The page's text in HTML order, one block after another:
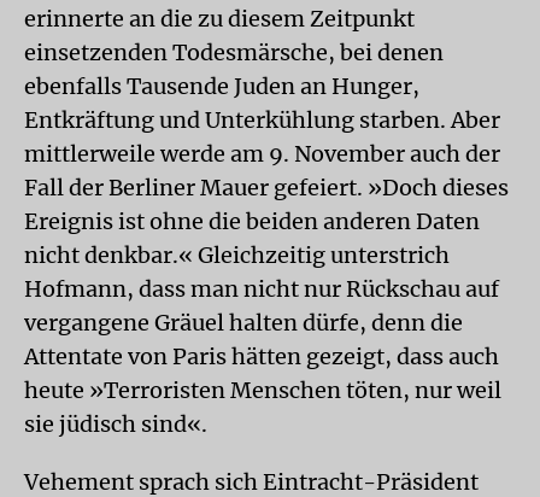
erinnerte an die zu diesem Zeitpunkt
einsetzenden Todesmärsche, bei denen
ebenfalls Tausende Juden an Hunger,
Entkräftung und Unterkühlung starben. Aber
mittlerweile werde am 9. November auch der
Fall der Berliner Mauer gefeiert. »Doch dieses
Ereignis ist ohne die beiden anderen Daten
nicht denkbar.« Gleichzeitig unterstrich
Hofmann, dass man nicht nur Rückschau auf
vergangene Gräuel halten dürfe, denn die
Attentate von Paris hätten gezeigt, dass auch
heute »Terroristen Menschen töten, nur weil
sie jüdisch sind«.
Vehement sprach sich Eintracht-Präsident